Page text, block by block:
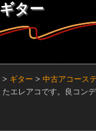
ギター
> ギター > 中古アコース
たエレアコです。良コン